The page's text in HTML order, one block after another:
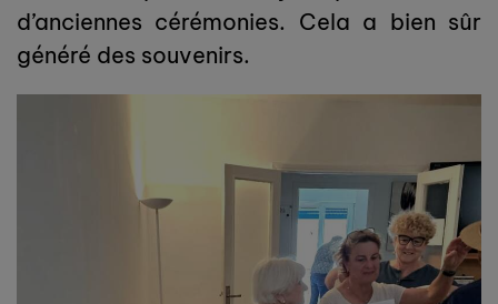
d’anciennes cérémonies. Cela a bien sûr
généré des souvenirs.